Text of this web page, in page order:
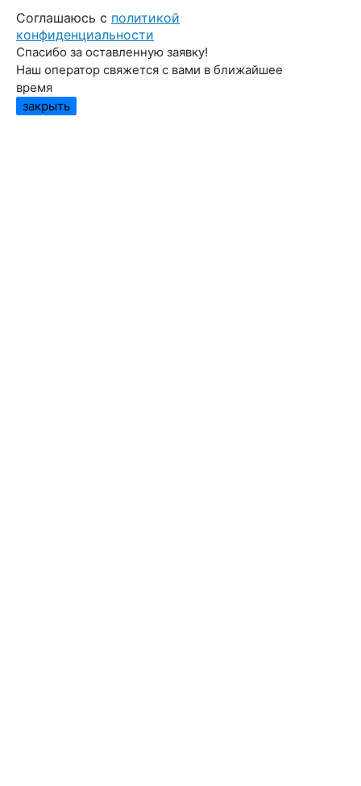
Cоглашаюсь с политикой
конфиденциальности
Спасибо за оставленную заявку!
Наш оператор свяжется с вами в ближайшее
время
закрыть